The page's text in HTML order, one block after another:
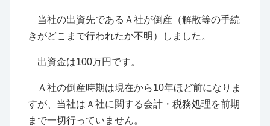
当社の出資先であるＡ社が倒産（解散等の手続
きがどこまで行われたか不明）しました。
出資金は100万円です。
Ａ社の倒産時期は現在から10年ほど前になりま
すが、当社はＡ社に関する会計・税務処理を前期
まで一切行っていません。